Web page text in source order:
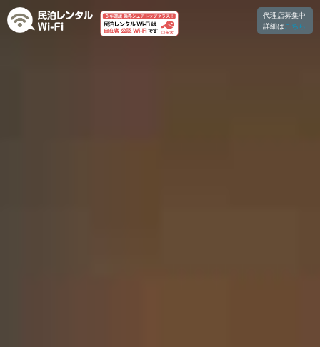
代理店募集中
詳細はこちら